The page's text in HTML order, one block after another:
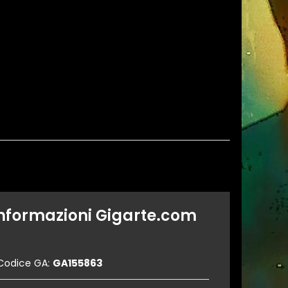
Gigarte.com
GA: GA155863